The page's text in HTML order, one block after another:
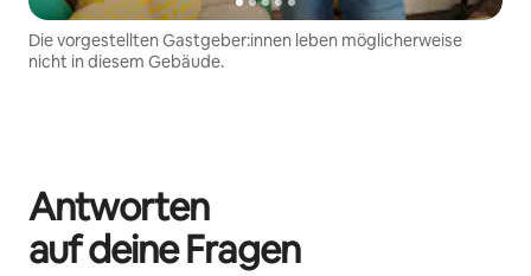
Die vorgestellten Gastgeber:innen leben möglicherweise
nicht in diesem Gebäude.
Antworten
auf deine Fragen